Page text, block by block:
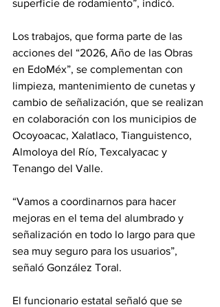
superficie de rodamiento”, indicó.
Los trabajos, que forma parte de las
acciones del “2026, Año de las Obras
en EdoMéx”, se complementan con
limpieza, mantenimiento de cunetas y
cambio de señalización, que se realizan
en colaboración con los municipios de
Ocoyoacac, Xalatlaco, Tianguistenco,
Almoloya del Río, Texcalyacac y
Tenango del Valle.
“Vamos a coordinarnos para hacer
mejoras en el tema del alumbrado y
señalización en todo lo largo para que
sea muy seguro para los usuarios”,
señaló González Toral.
El funcionario estatal señaló que se